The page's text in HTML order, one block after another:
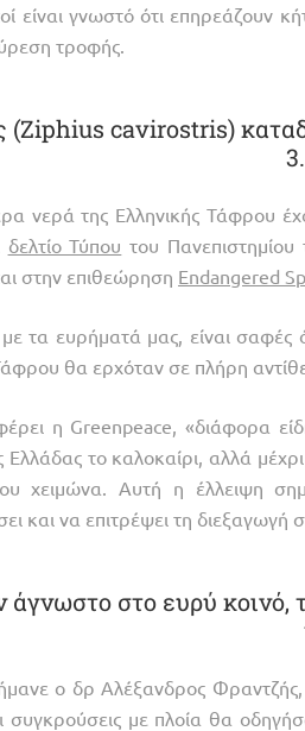
είναι γνωστό ότι επηρεάζουν
τροφής.
(Ziphius cavirostris)
νερά της Ελληνικής Τάφρου
δελτίο Τύπου του
στην επιθεώρηση Endangered
τα ευρήματά μας, είναι σαφές
θα ερχόταν σε πλήρη
η Greenpeace, «διάφορα
Ελλάδας το καλοκαίρι, αλλά
χειμώνα. Αυτή η έλλειψη
και να επιτρέψει τη
στο ευρύ κοινό,
ο δρ Αλέξανδρος Φραντζής,
οι συγκρούσεις με πλοία θα